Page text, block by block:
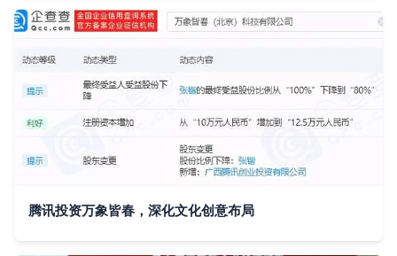
腾讯投资万象皆春，深化文化创意布局